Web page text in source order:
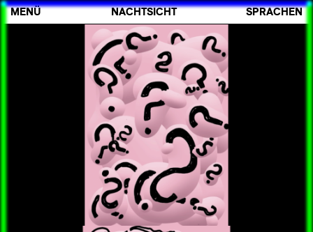
MENÜ NACHTSICHT SPRACHEN